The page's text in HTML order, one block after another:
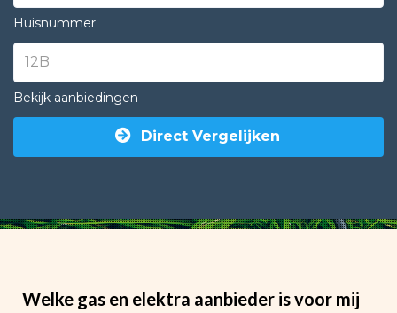
Huisnummer
Bekijk aanbiedingen
Direct Vergelijken
Welke gas en elektra aanbieder is voor mij